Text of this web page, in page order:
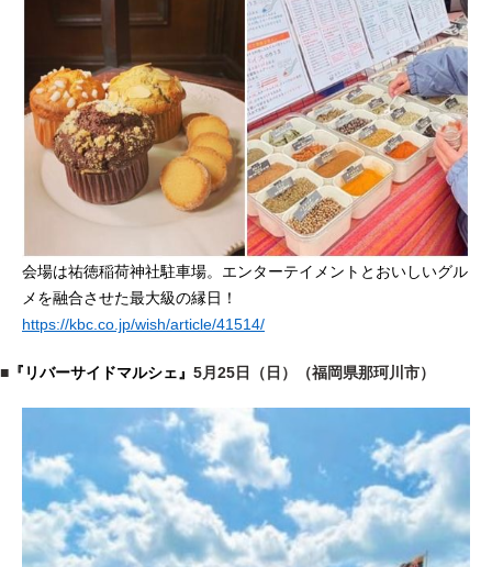
会場は祐徳稲荷神社駐車場。エンターテイメントとおいしいグル
メを融合させた最大級の縁日！
https://kbc.co.jp/wish/article/41514/
■ 『リバーサイドマルシェ』 5月25日（日）（福岡県那珂川市）